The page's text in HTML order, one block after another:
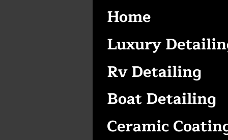
Home
Luxury
Rv Detailing
Boat Detailing
Ceramic